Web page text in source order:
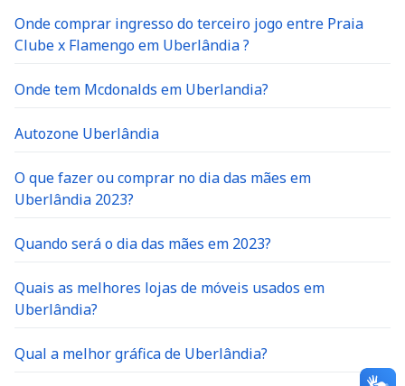
Onde comprar ingresso do terceiro jogo entre Praia
Clube x Flamengo em Uberlândia ?
Onde tem Mcdonalds em Uberlandia?
Autozone Uberlândia
O que fazer ou comprar no dia das mães em
Uberlândia 2023?
Quando será o dia das mães em 2023?
Quais as melhores lojas de móveis usados em
Uberlândia?
Qual a melhor gráfica de Uberlândia?